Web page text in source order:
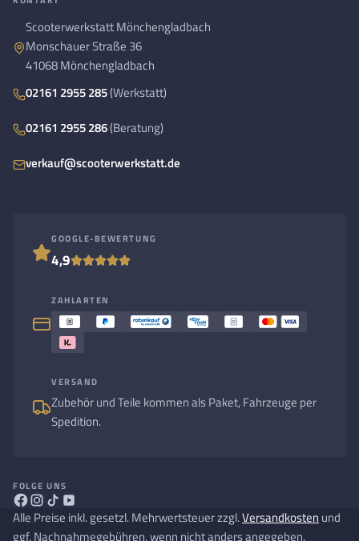
Scooterwerkstatt Mönchengladbach
Monschauer Straße 36
41068 Mönchengladbach
02161 2955 285(Werkstatt)
02161 2955 286(Beratung)
verkauf@scooterwerkstatt.de
GOOGLE-BEWERTUNG
4,9
ZAHLARTEN
VERSAND
Zubehör und Teile kommen als Paket, Fahrzeuge per
Spedition.
FOLGE UNS
Alle Preise inkl. gesetzl. Mehrwertsteuer zzgl.Versandkosten und
ggf. Nachnahmegebühren, wenn nicht anders angegeben.